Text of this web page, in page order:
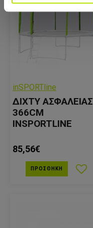
inSPORTline
ΔΙΧΤΥ ΑΣΦΑΛΕΙΑΣ
366CM
INSPORTLINE
85,56€
ΠΡΟΣΘΉΚΗ